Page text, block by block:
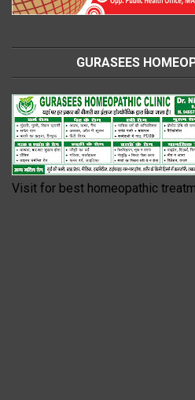
GURASEES
Visit for best homeopathic